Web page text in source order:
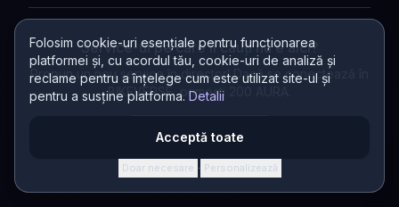
Folosim cookie-uri esențiale pentru funcționarea
platformei și, cu acordul tău, cookie-uri de analiză și
reclame pentru a înțelege cum este utilizat site-ul și
pentru a susține platforma. Detalii
Acceptă toate
Doar necesare · Personalizează
Service-ul pe care îl cauți nu e aici?
Propun un nou service în director! Dacă se conectează în
BIKEVERSE, primești 200 AURA.
Propun un service